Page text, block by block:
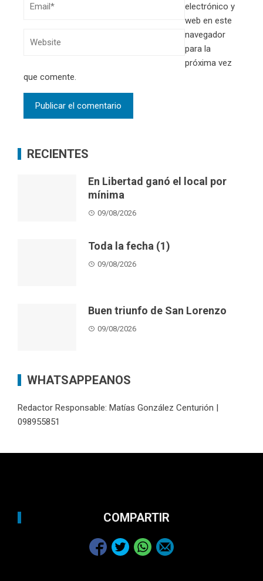
electrónico y
web en este
navegador
para la
próxima vez
que comente.
RECIENTES
En Libertad ganó el local por
mínima
09/08/2026
Toda la fecha (1)
09/08/2026
Buen triunfo de San Lorenzo
09/08/2026
WHATSAPPEANOS
Redactor Responsable: Matías González Centurión |
098955851
COMPARTIR